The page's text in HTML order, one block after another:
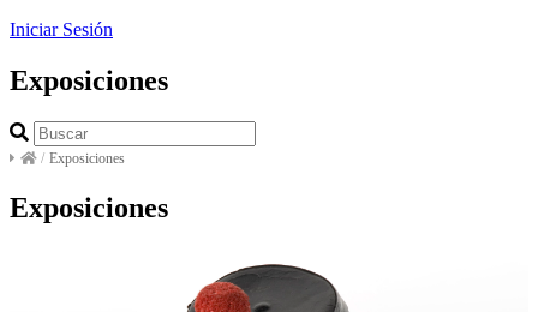
Iniciar Sesión
Exposiciones
/ Exposiciones
Exposiciones